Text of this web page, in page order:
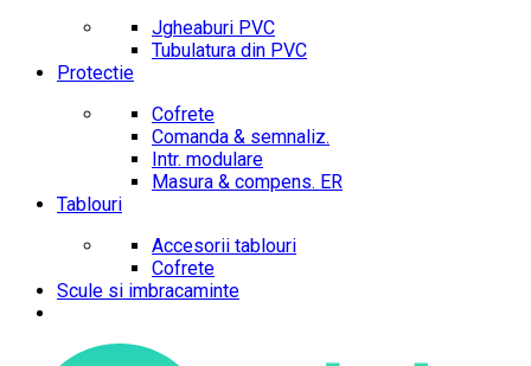
Jgheaburi PVC
Tubulatura din PVC
Protectie
Cofrete
Comanda & semnaliz.
Intr. modulare
Masura & compens. ER
Tablouri
Accesorii tablouri
Cofrete
Scule si imbracaminte